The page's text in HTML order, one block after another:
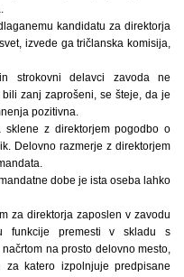
kandidatu za direktorja
izvede ga tričlanska komisija,
strokovni delavci zavoda ne
zanj zaprošeni, se šteje, da je
pozitivna.
sklene z direktorjem pogodbo o
Delovno razmerje z direktorjem
dobe je ista oseba lahko
za direktorja zaposlen v zavodu
funkcije premesti v skladu s
na prosto delovno mesto,
katero izpolnjuje predpisane